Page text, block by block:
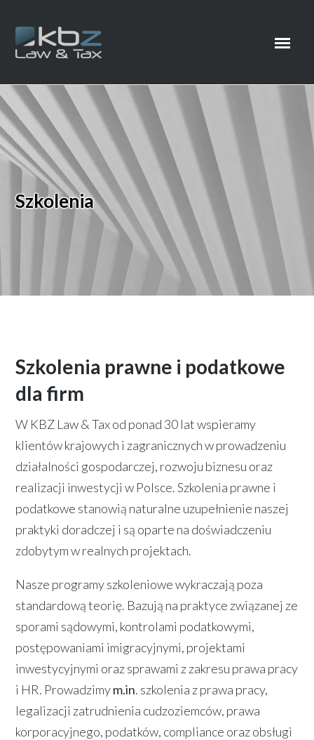
Szkolenia
Szkolenia prawne i podatkowe
dla firm
W KBZ Law & Tax od ponad 30 lat wspieramy
klientów krajowych i zagranicznych w prowadzeniu
działalności gospodarczej, rozwoju biznesu oraz
realizacji inwestycji w Polsce. Szkolenia prawne i
podatkowe stanowią naturalne uzupełnienie naszej
praktyki doradczej i są oparte na doświadczeniu
zdobytym w realnych projektach.
Nasze programy szkoleniowe wykraczają poza
standardową teorię. Bazują na praktyce związanej ze
sporami sądowymi, kontrolami podatkowymi,
postępowaniami imigracyjnymi, projektami
inwestycyjnymi oraz sprawami z zakresu prawa pracy
i HR. Prowadzimym.in. szkolenia z prawa pracy,
legalizacji zatrudnienia cudzoziemców, prawa
korporacyjnego, podatków, compliance oraz obsługi